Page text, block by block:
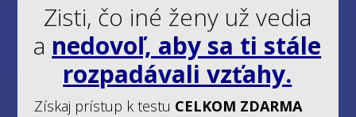
Zisti, čo iné ženy už vedia
a nedovoľ, aby sa ti stále
rozpadávali vzťahy.
Získaj prístup k testu CELKOM ZDARMA